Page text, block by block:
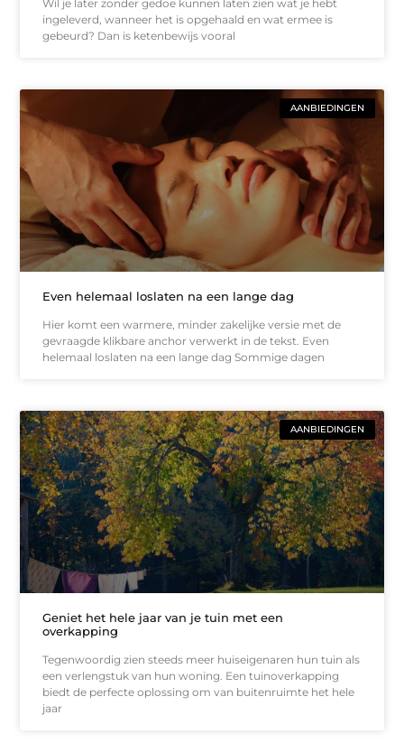
Wil je later zonder gedoe kunnen laten zien wat je hebt
ingeleverd, wanneer het is opgehaald en wat ermee is
gebeurd? Dan is ketenbewijs vooral
AANBIEDINGEN
Even helemaal loslaten na een lange dag
Hier komt een warmere, minder zakelijke versie met de
gevraagde klikbare anchor verwerkt in de tekst. Even
helemaal loslaten na een lange dag Sommige dagen
AANBIEDINGEN
Geniet het hele jaar van je tuin met een
overkapping
Tegenwoordig zien steeds meer huiseigenaren hun tuin als
een verlengstuk van hun woning. Een tuinoverkapping
biedt de perfecte oplossing om van buitenruimte het hele
jaar